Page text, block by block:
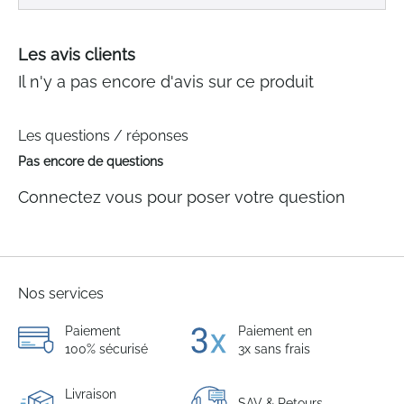
Les avis clients
Il n'y a pas encore d'avis sur ce produit
Les questions / réponses
Pas encore de questions
Connectez vous pour poser votre question
Nos services
Paiement
100% sécurisé
Paiement en
3x sans frais
Livraison